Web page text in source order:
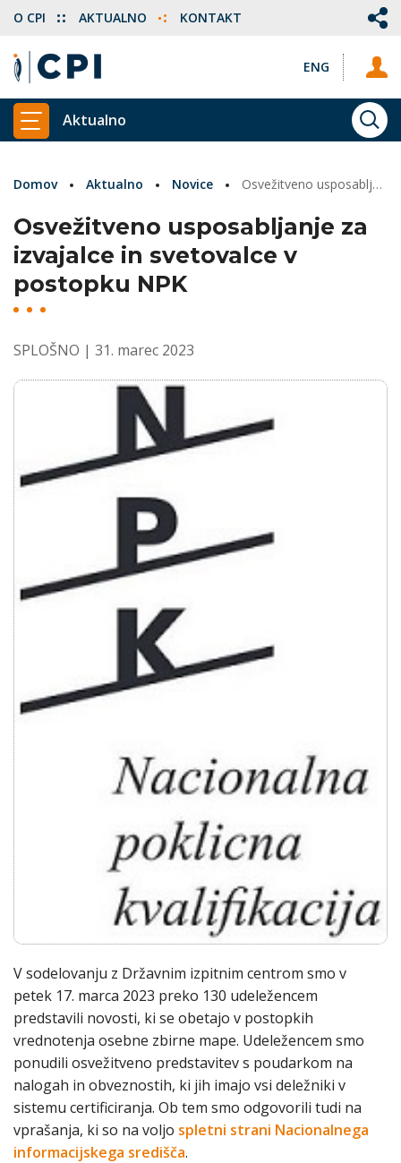
ENG
O CPI AKTUALNO KONTAKT
PRIKAŽI GLAVNI MENI
Aktualno
Domov Aktualno Novice Osvežitveno usposabljanje za izvajalce in svetovalce v postopku NPK
Osvežitveno usposabljanje za
izvajalce in svetovalce v
postopku NPK
SPLOŠNO | 31. marec 2023
V sodelovanju z Državnim izpitnim centrom smo v
petek 17. marca 2023 preko 130 udeležencem
predstavili novosti, ki se obetajo v postopkih
vrednotenja osebne zbirne mape. Udeležencem smo
ponudili osvežitveno predstavitev s poudarkom na
nalogah in obveznostih, ki jih imajo vsi deležniki v
sistemu certificiranja. Ob tem smo odgovorili tudi na
vprašanja, ki so na voljo spletni strani Nacionalnega
informacijskega središča.